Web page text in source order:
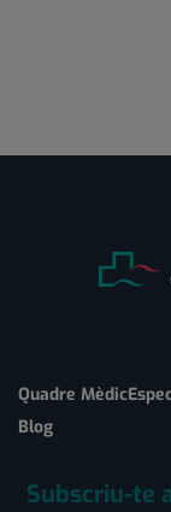
Quadre Mèdic
Blog
Subscriu-te